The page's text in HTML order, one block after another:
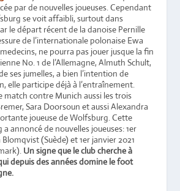
par de nouvelles joueuses. Cependant
se voit affaibli, surtout dans
le départ récent de la danoise Pernille
de l’internationale polonaise Ewa
ne pourra pas jouer jusque la fin
No. 1 de l’Allemagne, Almuth Schult,
ses jumelles, a bien l’intention de
elle participe déjà à l’entraînement.
match contre Munich aussi les trois
Sara Doorsoun et aussi Alexandra
joueuse de Wolfsburg. Cette
annoncé de nouvelles joueuses: 1er
(Suède) et 1er janvier 2021
Un signe que le club cherche à
depuis des années domine le foot